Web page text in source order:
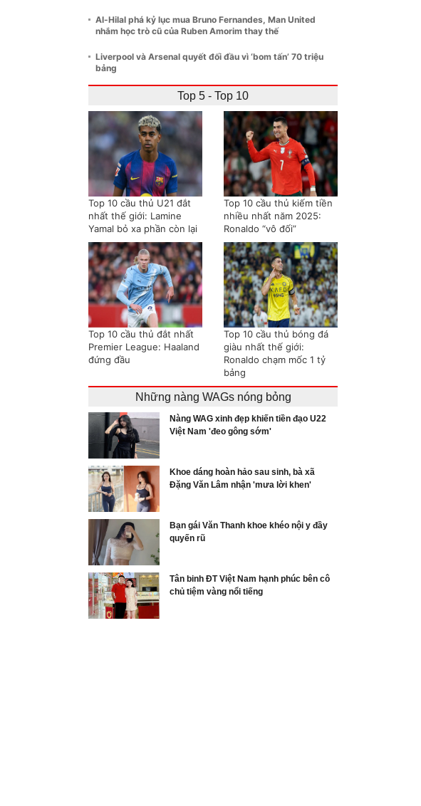
Al-Hilal phá kỷ lục mua Bruno Fernandes, Man United
nhắm học trò cũ của Ruben Amorim thay thế
Liverpool và Arsenal quyết đối đầu vì ‘bom tấn’ 70 triệu
bảng
Top 5 - Top 10
Top 10 cầu thủ U21 đắt
nhất thế giới: Lamine
Yamal bỏ xa phần còn lại
Top 10 cầu thủ kiếm tiền
nhiều nhất năm 2025:
Ronaldo “vô đối”
Top 10 cầu thủ đắt nhất
Premier League: Haaland
đứng đầu
Top 10 cầu thủ bóng đá
giàu nhất thế giới:
Ronaldo chạm mốc 1 tỷ
bảng
Những nàng WAGs nóng bỏng
Nàng WAG xinh đẹp khiến tiền đạo U22
Việt Nam 'đeo gông sớm'
Khoe dáng hoàn hảo sau sinh, bà xã
Đặng Văn Lâm nhận 'mưa lời khen'
Bạn gái Văn Thanh khoe khéo nội y đầy
quyến rũ
Tân binh ĐT Việt Nam hạnh phúc bên cô
chủ tiệm vàng nổi tiếng